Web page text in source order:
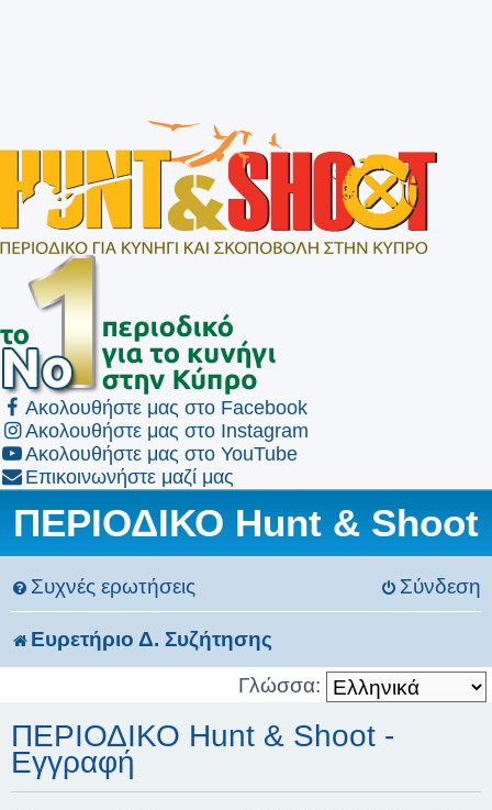
Ακολουθήστε μας στο Facebook
Ακολουθήστε μας στο Instagram
Ακολουθήστε μας στο YouTube
Επικοινωνήστε μαζί μας
ΠΕΡΙΟΔΙΚΟ Hunt & Shoot
Συχνές ερωτήσεις Σύνδεση
Ευρετήριο Δ. Συζήτησης
Γλώσσα:
ΠΕΡΙΟΔΙΚΟ Hunt & Shoot -
Εγγραφή